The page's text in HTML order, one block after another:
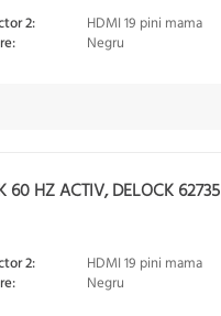
2:
HDMI 19 pini mama
Negru
60 HZ ACTIV, DELOCK 62735
2:
HDMI 19 pini mama
Negru